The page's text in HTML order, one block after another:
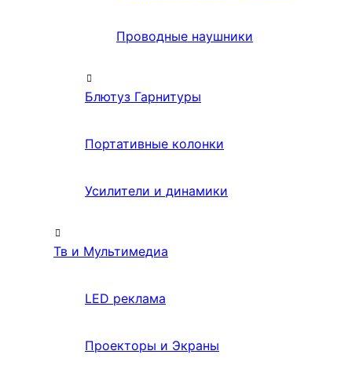
Проводные наушники
Блютуз Гарнитуры
Портативные колонки
Усилители и динамики
Тв и Мультимедиа
LED реклама
Проекторы и Экраны